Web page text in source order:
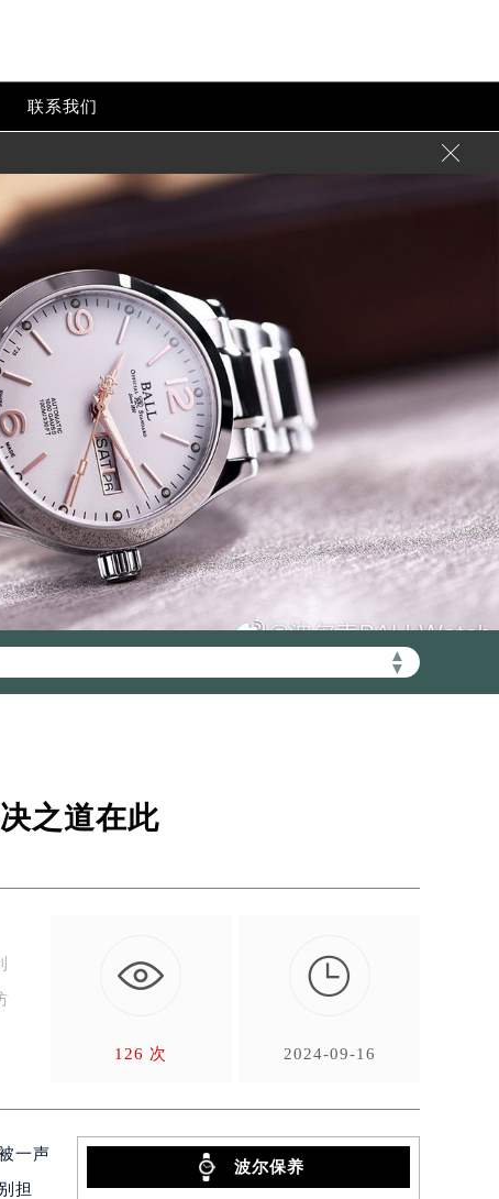
联系我们

▲
▼
加拨“+86”）
之道在此
126 次

2024-09-16
一声
担
波尔保养